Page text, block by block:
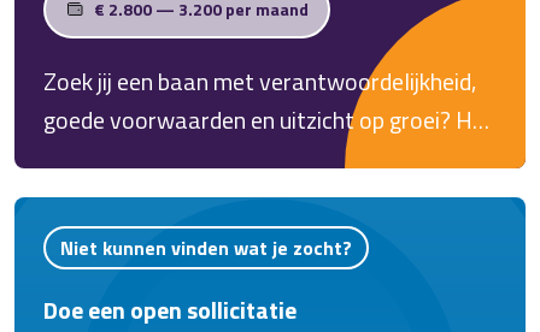
€ 2.800 — 3.200 per maand
Zoek jij een baan met verantwoordelijkheid,
goede voorwaarden en uitzicht op groei? Heb
jij ervaring in een productieomgeving en houd
je van aanpakken? Als Ervaren
Productiemedewerker in Apeldoorn werk je
met moderne machines, krijg je veel
verantwoordelijkheid en kom je terecht in een
Niet kunnen vinden wat je zocht?
Doe een open sollicitatie